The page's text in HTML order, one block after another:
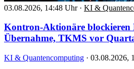
03.08.2026, 14:48 Uhr · KI &
Kontron-Aktionäre blockieren
Übernahme, TKMS vor
KI & Quantencomputing · 03.08.2026,